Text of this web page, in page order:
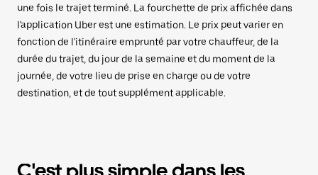
une fois le trajet terminé. La fourchette de prix affichée dans
l'application Uber est une estimation. Le prix peut varier en
fonction de l'itinéraire emprunté par votre chauffeur, de la
durée du trajet, du jour de la semaine et du moment de la
journée, de votre lieu de prise en charge ou de votre
destination, et de tout supplément applicable.